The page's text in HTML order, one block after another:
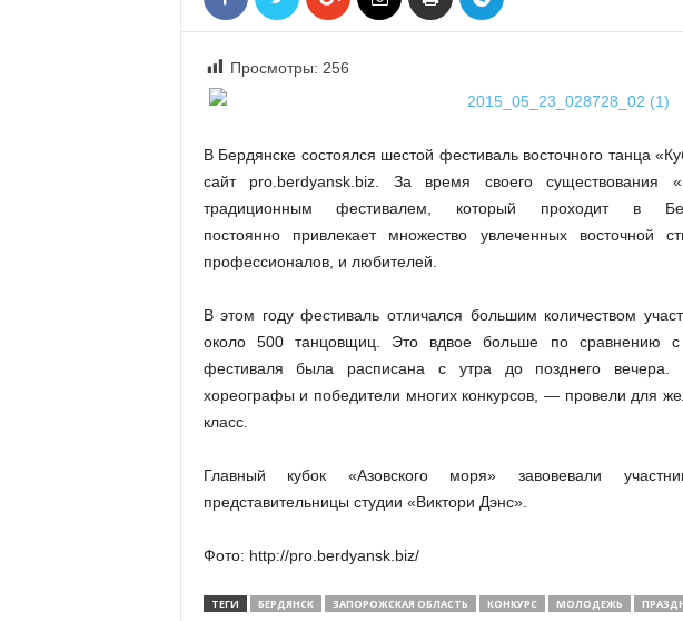
Просмотры: 256
В Бердянске состоялся шестой фестиваль восточного танца
сайт pro.berdyansk.biz. За время своего существования
традиционным фестивалем, который проходит в
постоянно привлекает множество увлеченных восточной
профессионалов, и любителей.
В этом году фестиваль отличался большим количеством
около 500 танцовщиц. Это вдвое больше по сравнению
фестиваля была расписана с утра до позднего
хореографы и победители многих конкурсов, — провели для
класс.
Главный кубок «Азовского моря» завовевали
представительницы студии «Виктори Дэнс».
Фото: http://pro.berdyansk.biz/
ТЕГИ БЕРДЯНСК ЗАПОРОЖСКАЯ ОБЛАСТЬ КОНКУРС МОЛОДЕЖЬ